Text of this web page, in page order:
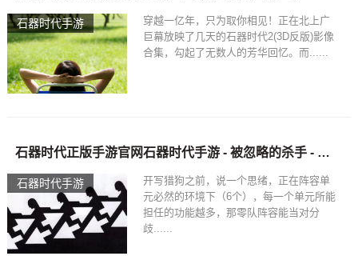
石器时代手游
穿越一亿年，只为取你相见！正在北上广
巨幕放映了几天的石器时代2(3D反版)影像
合集，勾起了无数人的芳华回忆。而......
石器时代手游
石器时代正版手游官网石器时代手游 - 被忽略的杀手 - 猎狗
开写猎狗之前，说一个思绪，正在阵容单
元必然的环境下（6个），每一个单元所能
担任的功能越多，那零队阵容能当对分
歧......